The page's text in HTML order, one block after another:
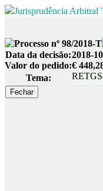
Jurisprudência Arbitral
Processo nº 98/2018-T
Data da decisão:2018-
Valor do pedido:€
Tema: